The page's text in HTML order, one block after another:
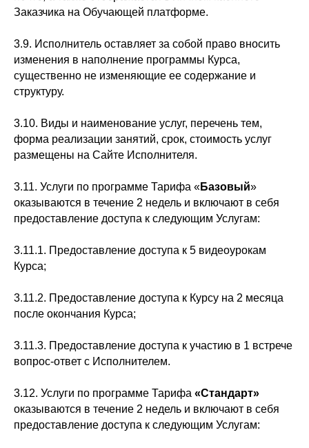
Заказчика на Обучающей платформе.
3.9. Исполнитель оставляет за собой право вносить
изменения в наполнение программы Курса,
существенно не изменяющие ее содержание и
структуру.
3.10. Виды и наименование услуг, перечень тем,
форма реализации занятий, срок, стоимость услуг
размещены на Сайте Исполнителя.
3.11. Услуги по программе Тарифа «Базовый»
оказываются в течение 2 недель и включают в себя
предоставление доступа к следующим Услугам:
3.11.1. Предоставление доступа к 5 видеоурокам
Курса;
3.11.2. Предоставление доступа к Курсу на 2 месяца
после окончания Курса;
3.11.3. Предоставление доступа к участию в 1 встрече
вопрос-ответ с Исполнителем.
3.12. Услуги по программе Тарифа «Стандарт»
оказываются в течение 2 недель и включают в себя
предоставление доступа к следующим Услугам: